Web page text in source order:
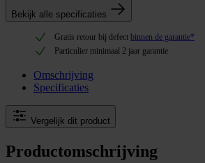
Bekijk alle specificaties
Gratis retour bij defect binnen de garantie*
Particulier minimaal 2 jaar garantie
Omschrijving
Specificaties
Vergelijk dit product
Productomschrijving